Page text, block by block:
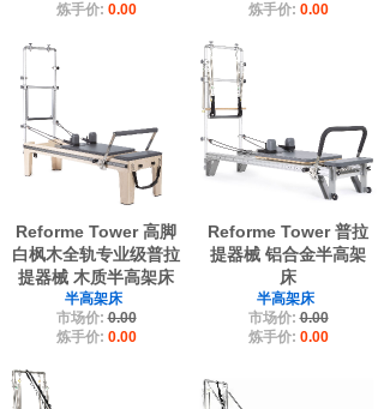
炼手价: 0.00
炼手价: 0.00
Reforme Tower 高脚
白枫木全轨专业级普拉
提器械 木质半高架床
半高架床
市场价:0.00
炼手价: 0.00
Reforme Tower 普拉
提器械 铝合金半高架
床
半高架床
市场价:0.00
炼手价: 0.00